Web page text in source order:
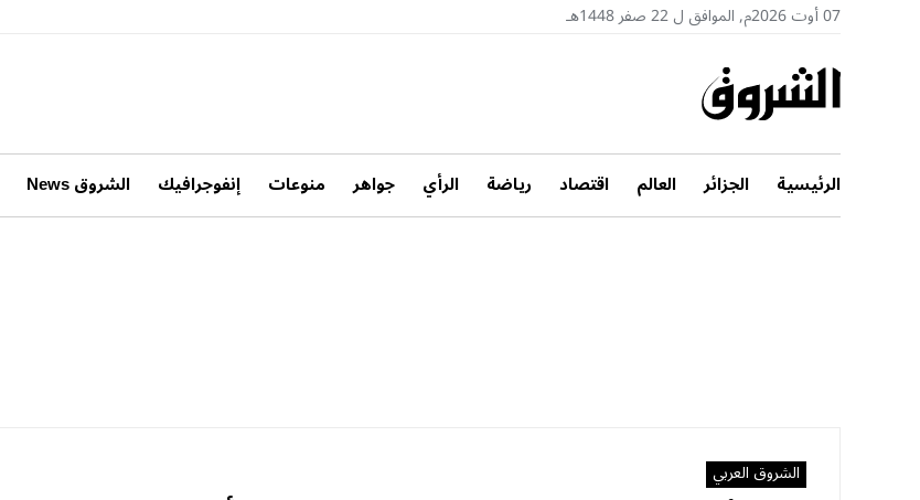
07 أوت 2026م, الموافق ل 22 صفر 1448هـ
الرئيسية الجزائر العالم اقتصاد رياضة الرأي جواهر منوعات إنفوجرافيك الشروق News
الشروق العربي